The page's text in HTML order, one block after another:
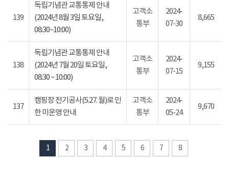
139
독립기념관 교통통제 안내
(2024년 8월 3일 토요일,
08:30~10:00)
고객소
통부
2024-
07-30
8,665
138
독립기념관 교통통제 안내
(2024년 7월 20일 토요일,
08:30 ~ 10:00)
고객소
통부
2024-
07-15
9,155
137
캠핑장 전기공사(5.27. 월)로 인
한 미운영 안내
고객소
통부
2024-
05-24
9,670
1 2 3 4 5 6 7 8